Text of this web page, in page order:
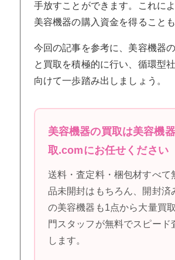
手放すことができます。これに
美容機器の購入資金を得ることも
今回の記事を参考に、美容機器
と買取を積極的に行い、循環型
向けて一歩踏み出しましょう。
美容機器の買取は美容機
取.comにお任せください
送料・査定料・梱包材すべて
品未開封はもちろん、開封済
の美容機器も1点から大量買
門スタッフが無料でスピード
します。